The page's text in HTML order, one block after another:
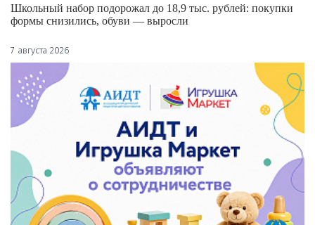
Школьный набор подорожал до 18,9 тыс. рублей: покупки
формы снизились, обуви — выросли
7 августа 2026